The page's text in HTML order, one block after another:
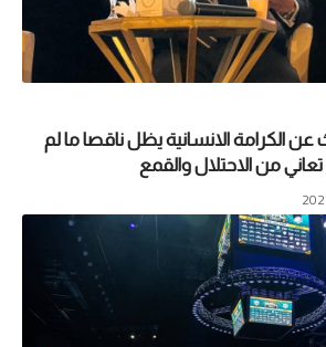
الكرامة الانسانية يظل ناقصا ما لم
من الاحتلال والقمع